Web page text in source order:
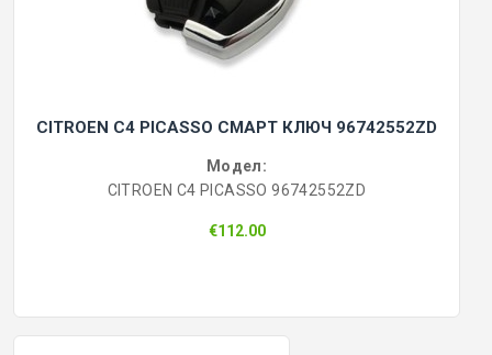
CITROEN C4 PICASSO СМАРТ КЛЮЧ 96742552ZD
Модел:
CITROEN C4 PICASSO 96742552ZD
€112.00